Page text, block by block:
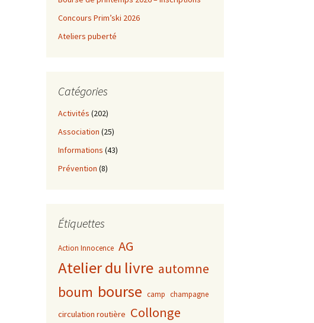
Concours Prim’ski 2026
Ateliers puberté
Catégories
Activités (202)
Association (25)
Informations (43)
Prévention (8)
Étiquettes
Action Innocence AG
Atelier du livre automne
boum bourse camp champagne
circulation routière Collonge